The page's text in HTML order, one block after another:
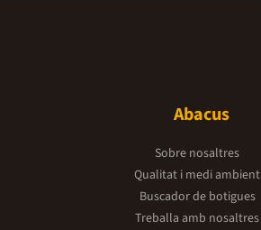
Abacus
Sobre nosaltres
Qualitat i medi ambient
Buscador de botigues
Treballa amb nosaltres